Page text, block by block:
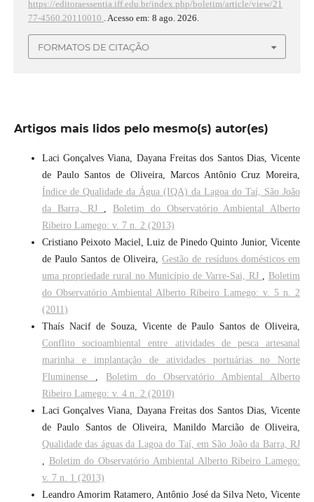
https://editoraessentia.iff.edu.br/index.php/boletim/article/view/21
77-4560.20110010.. Acesso em: 8 ago. 2026.
FORMATOS DE CITAÇÃO
Artigos mais lidos pelo mesmo(s) autor(es)
Laci Gonçalves Viana, Dayana Freitas dos Santos Dias, Vicente
de Paulo Santos de Oliveira, Marcos Antônio Cruz Moreira,
Índice de Qualidade da Água (IQA) da Lagoa do Taí, São João
da Barra, RJ
Boletim do Observatório Ambiental Alberto
Ribeiro Lamego: v. 7 n. 2 (2013)
Cristiano Peixoto Maciel, Luiz de Pinedo Quinto Junior, Vicente
de Paulo Santos de Oliveira,Gestão de resíduos domésticos em
uma propriedade rural no Município de Varre-Sai, RJ
Boletim
do Observatório Ambiental Alberto Ribeiro Lamego: v. 5 n. 2
(2011)
Thaís Nacif de Souza, Vicente de Paulo Santos de Oliveira,
Conflito socioambiental entre atividades de pesca artesanal
marinha e implantação de atividades portuárias no Norte
Fluminense
Boletim do Observatório Ambiental Alberto
Ribeiro Lamego: v. 4 n. 2 (2010)
Laci Gonçalves Viana, Dayana Freitas dos Santos Dias, Vicente
de Paulo Santos de Oliveira, Manildo Marcião de Oliveira,
Qualidade das águas da Lagoa do Taí, em São João da Barra, RJ
Boletim do Observatório Ambiental Alberto Ribeiro Lamego:
v. 7 n. 1 (2013)
Leandro Amorim Ratamero, Antônio José da Silva Neto, Vicente